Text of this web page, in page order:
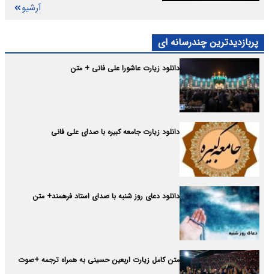
آرشیو
پربازدیدترین چندرسانه ای
دانلود زیارت عاشورا علی فانی + متن
دانلود زیارت جامعه کبیره با صدای علی فانی
دانلود دعای روز شنبه با صدای استاد فرهمند+ متن
متن کامل زیارت اربعین حسینی به همراه ترجمه +صوت